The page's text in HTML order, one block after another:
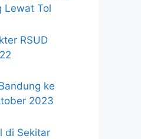
Lewat Tol
RSUD
ke
2023
di Sekitar